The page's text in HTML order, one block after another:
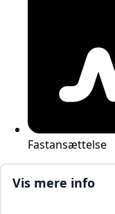
Fastansættelse
Vis mere info